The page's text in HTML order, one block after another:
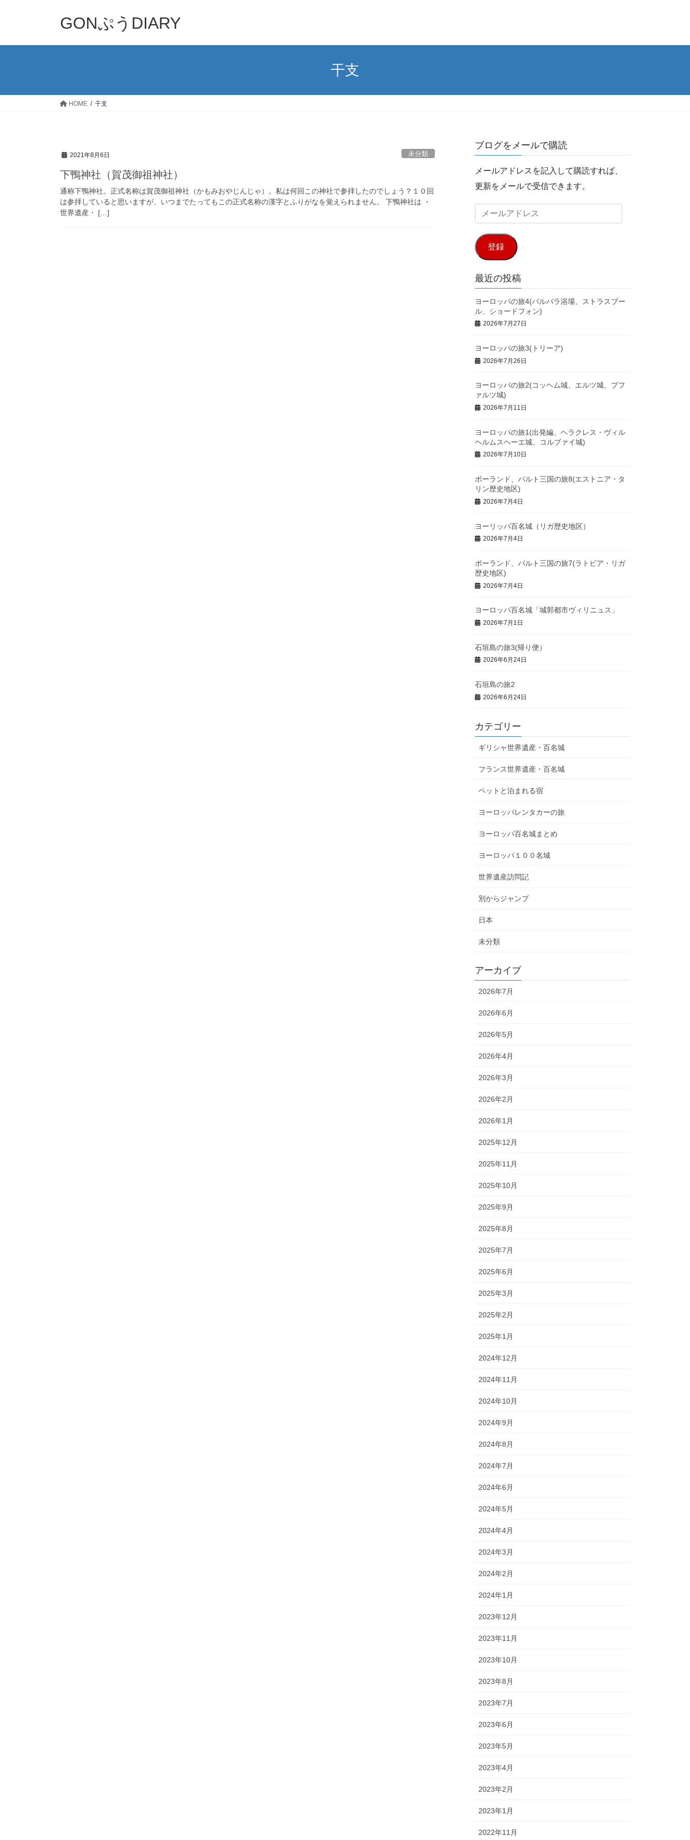
GONぷうDIARY
干支
HOME 干支
2021年8月6日 未分類
下鴨神社（賀茂御祖神社）
通称下鴨神社。正式名称は賀茂御祖神社（かもみおやじんじゃ）。私は何回この神社で参拝したのでしょう？１０回
は参拝していると思いますが、いつまでたってもこの正式名称の漢字とふりがなを覚えられません。 下鴨神社は ・
世界遺産・ […]
ブログをメールで購読
メールアドレスを記入して購読すれば、
更新をメールで受信できます。
ー
ル
ア
ド
レ
ス
登録
最近の投稿
ヨーロッパの旅4(バルバラ浴場、ストラスブー
ル、ショードフォン)
2026年7月27日
ヨーロッパの旅3(トリーア)
2026年7月26日
ヨーロッパの旅2(コッヘム城、エルツ城、プフ
ァルツ城)
2026年7月11日
ヨーロッパの旅1(出発編、ヘラクレス・ヴィル
ヘルムスヘーエ城、コルブァイ城)
2026年7月10日
ポーランド、バルト三国の旅8(エストニア・タ
リン歴史地区)
2026年7月4日
ヨーリッパ百名城（リガ歴史地区）
2026年7月4日
ポーランド、バルト三国の旅7(ラトビア・リガ
歴史地区)
2026年7月4日
ヨーロッパ百名城「城郭都市ヴィリニュス」
2026年7月1日
石垣島の旅3(帰り便）
2026年6月24日
石垣島の旅2
2026年6月24日
カテゴリー
ギリシャ世界遺産・百名城
フランス世界遺産・百名城
ペットと泊まれる宿
ヨーロッパレンタカーの旅
ヨーロッパ百名城まとめ
ヨーロッパ１００名城
世界遺産訪問記
別からジャンプ
日本
未分類
アーカイブ
2026年7月
2026年6月
2026年5月
2026年4月
2026年3月
2026年2月
2026年1月
2025年12月
2025年11月
2025年10月
2025年9月
2025年8月
2025年7月
2025年6月
2025年3月
2025年2月
2025年1月
2024年12月
2024年11月
2024年10月
2024年9月
2024年8月
2024年7月
2024年6月
2024年5月
2024年4月
2024年3月
2024年2月
2024年1月
2023年12月
2023年11月
2023年10月
2023年8月
2023年7月
2023年6月
2023年5月
2023年4月
2023年2月
2023年1月
2022年11月